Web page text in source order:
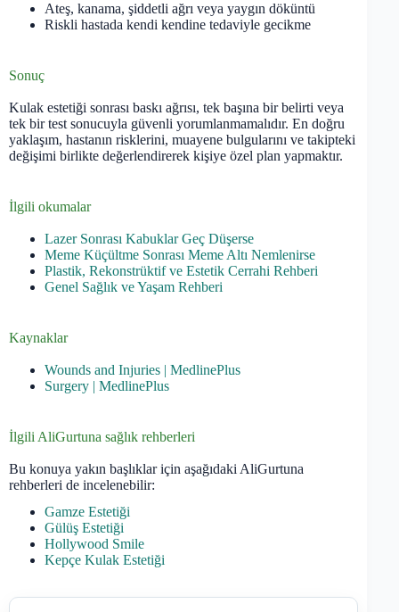
Ateş, kanama, şiddetli ağrı veya yaygın döküntü
Riskli hastada kendi kendine tedaviyle gecikme
Sonuç
Kulak estetiği sonrası baskı ağrısı, tek başına bir belirti veya
tek bir test sonucuyla güvenli yorumlanmamalıdır. En doğru
yaklaşım, hastanın risklerini, muayene bulgularını ve takipteki
değişimi birlikte değerlendirerek kişiye özel plan yapmaktır.
İlgili okumalar
Lazer Sonrası Kabuklar Geç Düşerse
Meme Küçültme Sonrası Meme Altı Nemlenirse
Plastik, Rekonstrüktif ve Estetik Cerrahi Rehberi
Genel Sağlık ve Yaşam Rehberi
Kaynaklar
Wounds and Injuries | MedlinePlus
Surgery | MedlinePlus
İlgili AliGurtuna sağlık rehberleri
Bu konuya yakın başlıklar için aşağıdaki AliGurtuna
rehberleri de incelenebilir:
Gamze Estetiği
Gülüş Estetiği
Hollywood Smile
Kepçe Kulak Estetiği